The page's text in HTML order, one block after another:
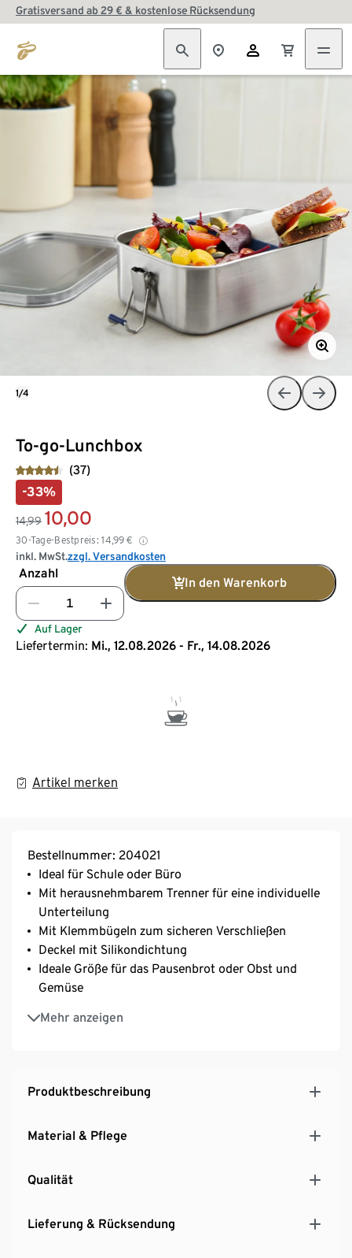
Gratisversand ab 29 € & kostenlose Rücksendung
To-go-Lunchbox
(37)
-33%
14,99 10,00
30-Tage-Bestpreis: 14,99 €
inkl. MwSt.zzgl. Versandkosten
Anzahl
In den Warenkorb
Auf Lager
Liefertermin: Mi., 12.08.2026 - Fr., 14.08.2026
Artikel merken
1/4
Bestellnummer: 204021
Ideal für Schule oder Büro
Mit herausnehmbarem Trenner für eine individuelle
Unterteilung
Mit Klemmbügeln zum sicheren Verschließen
Deckel mit Silikondichtung
Ideale Größe für das Pausenbrot oder Obst und
Gemüse
Mehr anzeigen
Nachhaltige Alternative zu Plastik und Aluminium
Aus robustem, langlebigem Edelstahl
Produktbeschreibung
Material & Pflege
Qualität
Lieferung & Rücksendung